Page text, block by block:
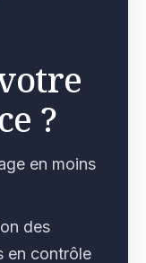
?
en moins
des
en contrôle